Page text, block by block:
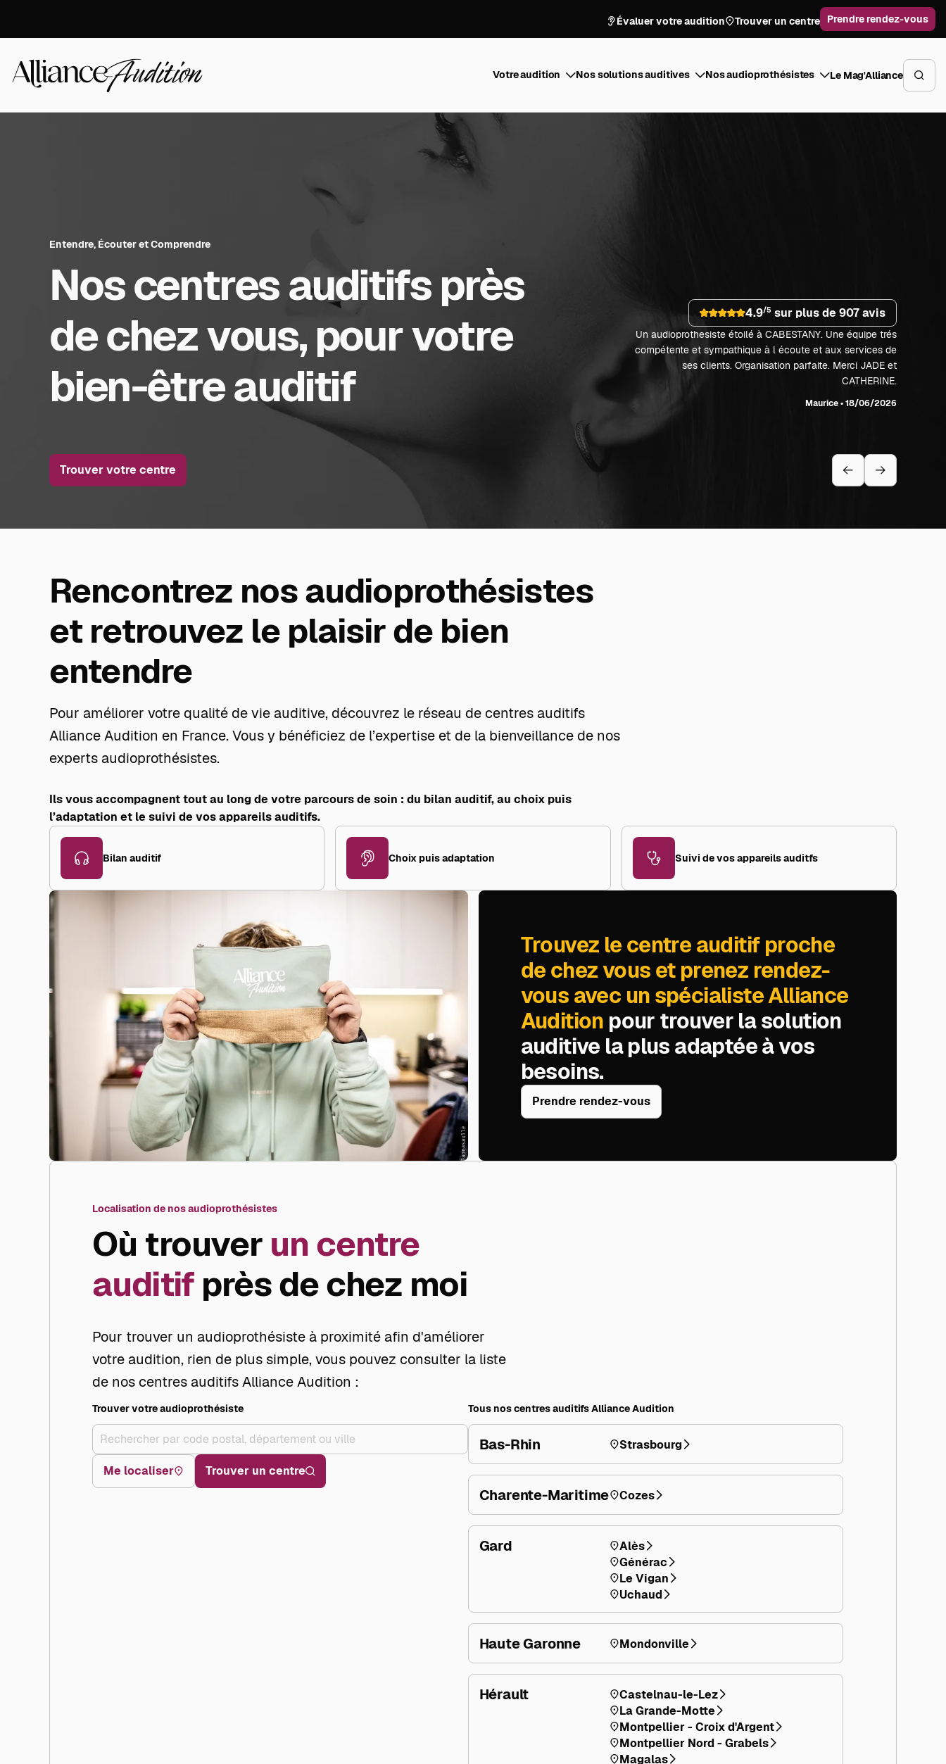
Évaluer votre audition Trouver un centre Prendre rendez-vous
Audition
Votre audition Nos solutions auditives Nos audioprothésistes Le Mag'Alliance
Entendre, Écouter et Comprendre
Nos centres auditifs près
de chez vous, pour votre
bien-être auditif
Trouver votre centre
4.9/5sur plus de 907 avis
Un audioprothesiste étoilé à CABESTANY. Une équipe trés
compétente et sympathique à l écoute et aux services de
ses clients. Organisation parfaite. Merci JADE et
CATHERINE.
Maurice • 18/06/2026
Rencontrez nos audioprothésistes
et retrouvez le plaisir de bien
entendre
Pour améliorer votre qualité de vie auditive, découvrez le réseau de centres auditifs
Alliance Audition en France. Vous y bénéficiez de l’expertise et de la bienveillance de nos
experts audioprothésistes.
Ils vous accompagnent tout au long de votre parcours de soin : du bilan auditif, au choix puis
l’adaptation et le suivi de vos appareils auditifs.
Bilan auditif Choix puis adaptation Suivi de vos appareils auditfs
Trouvez le centre auditif proche
de chez vous et prenez rendez-
vous avec un spécialiste Alliance
Audition pour trouver la solution
auditive la plus adaptée à vos
besoins.
Prendre rendez-vous
Localisation de nos audioprothésistes
Où trouver un centre
auditifprès de chez moi
​Pour trouver un audioprothésiste à proximité afin d'améliorer
votre audition, rien de plus simple, vous pouvez consulter la liste
de nos centres auditifs Alliance Audition :
Trouver votre audioprothésiste
Me localiser Trouver un centre
Tous nos centres auditifs Alliance Audition
Bas-Rhin Strasbourg
Charente-Maritime Cozes
Gard
Alès
Générac
Le Vigan
Uchaud
Haute Garonne Mondonville
Hérault
Castelnau-le-Lez
La Grande-Motte
Montpellier - Croix d'Argent
Montpellier Nord - Grabels
Magalas